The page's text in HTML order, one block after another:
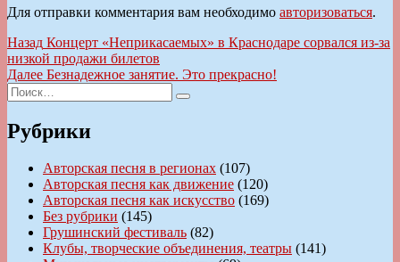
Для отправки комментария вам необходимо авторизоваться.
Навигация
по
записям
Назад Предыдущая
запись:
Концерт «Неприкасаемых» в Краснодаре сорвался из-за
низкой продажи билетов
Далее Следующая
Безнадежное занятие. Это прекрасно!
Искать:
Поиск
Рубрики
Авторская песня в регионах (107)
Авторская песня как движение (120)
Авторская песня как искусство (169)
Без рубрики (145)
Грушинский фестиваль (82)
Клубы, творческие объединения, театры (141)